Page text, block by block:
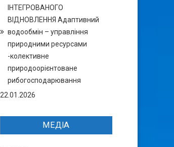
ІНТЕГРОВАНОГО
ВІДНОВЛЕННЯ Адаптивний
водообмін – управління
природними ресурсами
-колективне
природоорієнтоване
рибогосподарювання
22.01.2026
МЕДІА